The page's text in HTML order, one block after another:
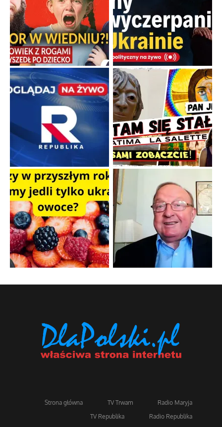
Strona główna TV Trwam
Radio Maryja
TV Republika
Radio Republika